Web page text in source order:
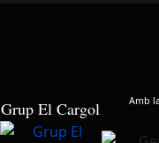
Grup El Cargol Amb